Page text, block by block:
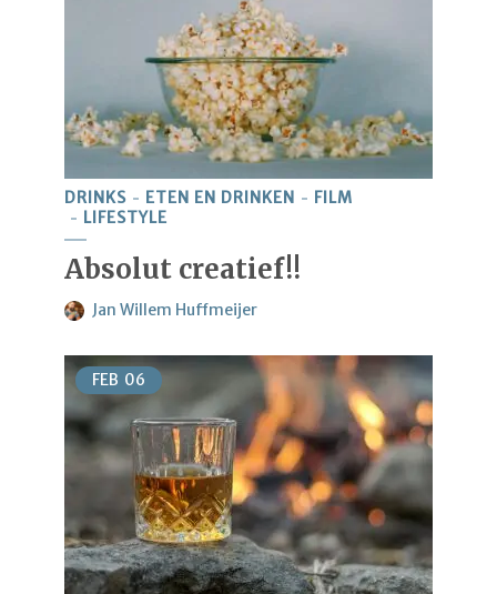
DRINKS ETEN EN DRINKEN
FILM
LIFESTYLE
Absolut creatief!!
Jan Willem Huffmeijer
FEB 06